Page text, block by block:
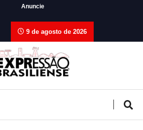
Anuncie
9 de agosto de 2026